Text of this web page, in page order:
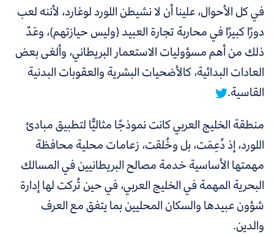
في كل الأحوال، علينا أن لا نشيطن اللورد لوغارد،لأننه لعب
دورًا كبيرًا في محاربة تجارة العبيد (وليس حيازتهم)، وعَدّ
ذلك من أهم مسؤوليات الاستعمار البريطاني، وألغى بعض
العادات البدائية، كالأضحيات البشرية والعقوبات البدنية
القاسية.
منطقة الخليج العربي كانت نموذجًا مثاليًّا لتطبيق مبادئ
اللورد، إذ دُعِمَت، بل وخُلقت، زعامات محلية محافظة
مهمتها الأساسية خدمة مصالح البريطانيين في المسالك
البحرية المهمة في الخليج العربي، في حين تُركت لها إدارة
شؤون عبيدها والسكان المحليين بما يتفق مع العرف
والدين.